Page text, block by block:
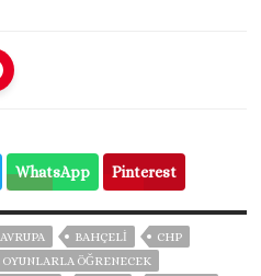
WhatsApp Pinterest
AVRUPA BAHÇELİ
CHP
ÖĞRENECEK